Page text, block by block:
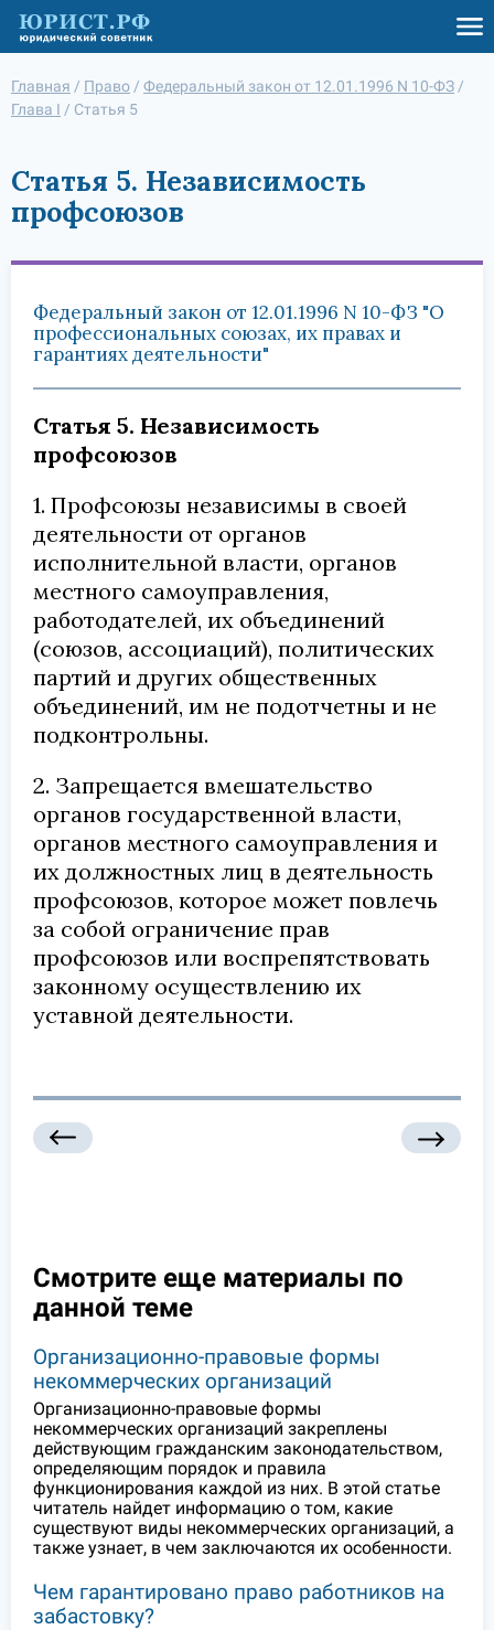
Главная / Право / Федеральный закон от 12.01.1996 N 10-ФЗ /
Глава I / Статья 5
Статья 5. Независимость
профсоюзов
Федеральный закон от 12.01.1996 N 10-ФЗ "О
профессиональных союзах, их правах и
гарантиях деятельности"
Статья 5. Независимость
профсоюзов
1. Профсоюзы независимы в своей
деятельности от органов
исполнительной власти, органов
местного самоуправления,
работодателей, их объединений
(союзов, ассоциаций), политических
партий и других общественных
объединений, им не подотчетны и не
подконтрольны.
2. Запрещается вмешательство
органов государственной власти,
органов местного самоуправления и
их должностных лиц в деятельность
профсоюзов, которое может повлечь
за собой ограничение прав
профсоюзов или воспрепятствовать
законному осуществлению их
уставной деятельности.
Смотрите еще материалы по
данной теме
Организационно-правовые формы
некоммерческих организаций
Организационно-правовые формы
некоммерческих организаций закреплены
действующим гражданским законодательством,
определяющим порядок и правила
функционирования каждой из них. В этой статье
читатель найдет информацию о том, какие
существуют виды некоммерческих организаций, а
также узнает, в чем заключаются их особенности.
Чем гарантировано право работников на
забастовку?